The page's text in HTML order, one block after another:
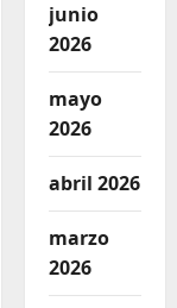
junio
2026
mayo
2026
abril 2026
marzo
2026